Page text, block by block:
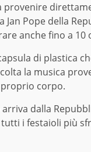
provenire
Pope della
anche fino a 10
di plastica
la musica
corpo.
dalla
i festaioli più